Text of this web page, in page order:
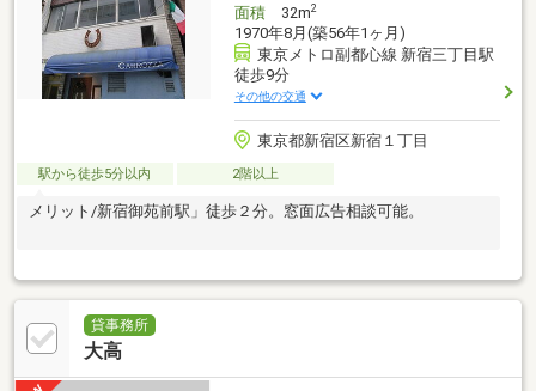
面積32m2
1970年8月(築56年1ヶ月)
東京メトロ副都心線 新宿三丁目駅
徒歩9分
その他の交通
東京都新宿区新宿１丁目
駅から徒歩5分以内 2階以上
メリット/新宿御苑前駅」徒歩２分。窓面広告相談可能。
貸事務所
大高